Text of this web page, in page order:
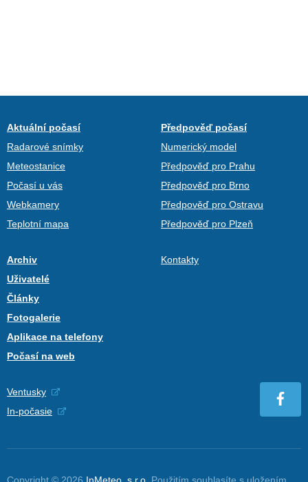
Aktuální počasí
Radarové snímky
Meteostanice
Počasí u vás
Webkamery
Teplotní mapa
Předpověď počasí
Numerický model
Předpověď pro Prahu
Předpověď pro Brno
Předpověď pro Ostravu
Předpověď pro Plzeň
Archiv
Uživatelé
Články
Fotogalerie
Aplikace na telefony
Počasí na web
Kontakty
Ventusky
In-počasie
Copyright © 2026 InMeteo, s.r.o. Použitím souhlasíte s uložením